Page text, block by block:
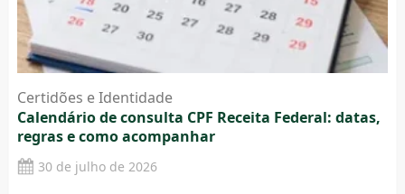
Certidões e Identidade
Calendário de consulta CPF Receita Federal: datas,
regras e como acompanhar
30 de julho de 2026